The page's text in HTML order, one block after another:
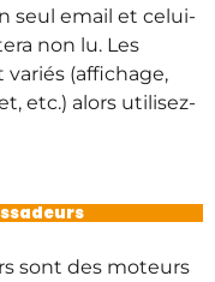
seul email et celui-
non lu. Les
(affichage,
etc.) alors utilisez-
sont des moteurs